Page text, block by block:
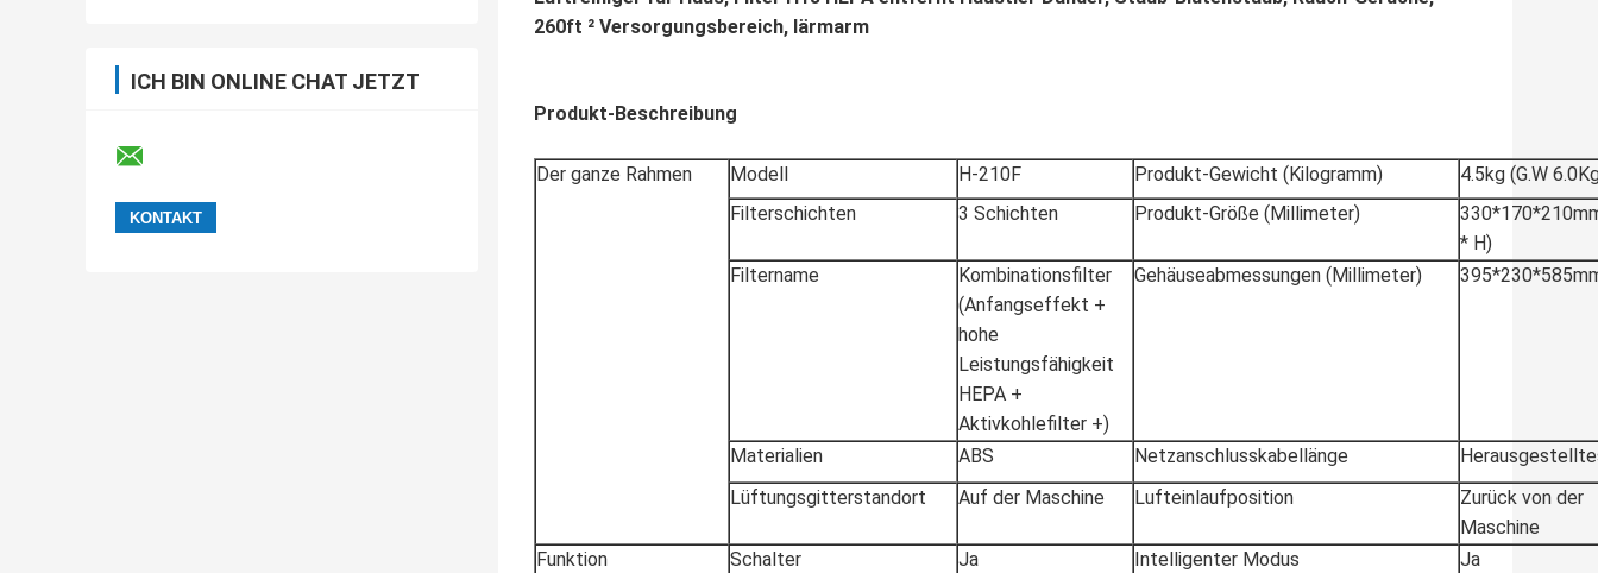
ICH BIN ONLINE CHAT JETZT
260ft ² Versorgungsbereich, lärmarm
Produkt-Beschreibung
Der ganze Rahmen Modell H-210F Produkt-Gewicht (Kilogramm)
4.5kg (G.W
Filterschichten
3 Schichten Produkt-Größe (Millimeter)
* H)
Filtername
Kombinationsfilter
(Anfangseffekt +
hohe
Leistungsfähigkeit
HEPA +
Aktivkohlefilter +)
Gehäuseabmessungen (Millimeter)
Materialien ABS Netzanschlusskabellänge
Lüftungsgitterstandort
Auf der Maschine Lufteinlaufposition
Zurück von der
Maschine
Funktion
Schalter Ja Intelligenter Modus
Ja